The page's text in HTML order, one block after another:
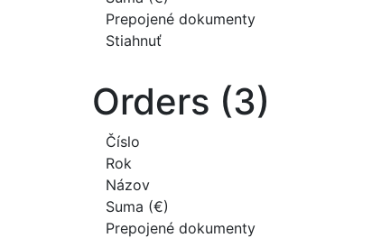
Prepojené dokumenty
Stiahnuť
Orders (3)
Číslo
Rok
Názov
Suma (€)
Prepojené dokumenty